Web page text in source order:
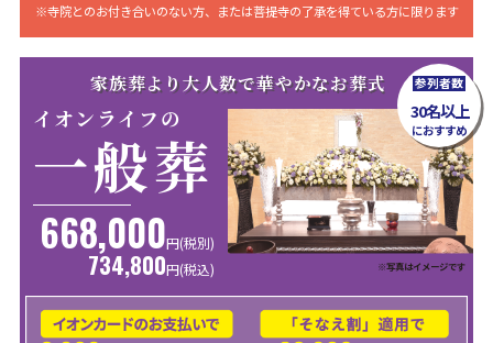
※寺院とのお付き合いのない方、または菩提寺の了承を得ている方に限ります
家族葬より大人数で華やかなお葬式
イオンライフの
一般葬
668,000円(税別)
734,800円(税込) ※写真はイメージです
参列者数
30名以上
におすすめ